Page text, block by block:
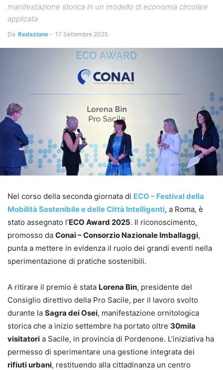
manifestazione storica in un modello di economia circolare
applicata
Da Redazione - 17 Settembre 2025
Nel corso della seconda giornata di ECO – Festival della
Mobilità Sostenibile e delle Città Intelligenti, a Roma, è
stato assegnato l’ECO Award 2025. Il riconoscimento,
promosso da Conai – Consorzio Nazionale Imballaggi,
punta a mettere in evidenza il ruolo dei grandi eventi nella
sperimentazione di pratiche sostenibili.
A ritirare il premio è stata Lorena Bin, presidente del
Consiglio direttivo della Pro Sacile, per il lavoro svolto
durante la Sagra dei Osei, manifestazione ornitologica
storica che a inizio settembre ha portato oltre 30mila
visitatori a Sacile, in provincia di Pordenone. L’iniziativa ha
permesso di sperimentare una gestione integrata dei
rifiuti urbani, restituendo alla cittadinanza un centro